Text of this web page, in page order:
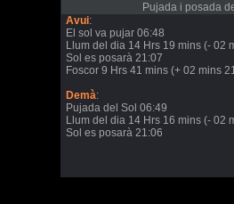
Pujada i posada
Avui:
El sol va pujar 06:48
Llum del dia 14 Hrs 19 mins (- 02
Sol es posarà 21:07
Foscor 9 Hrs 41 mins (+ 02 mins
Demà:
Pujada del Sol 06:49
Llum del dia 14 Hrs 16 mins (- 02
Sol es posarà 21:06